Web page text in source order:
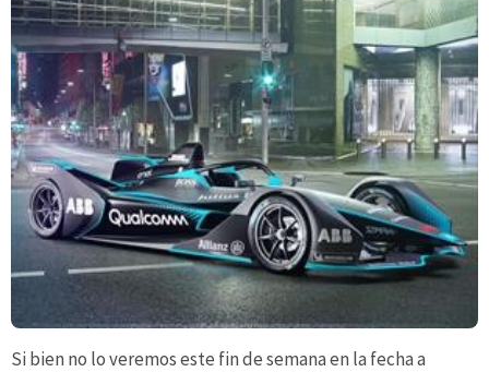
Si bien no lo veremos este fin de semana en la fecha a